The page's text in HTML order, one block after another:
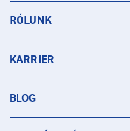
RÓLUNK
KARRIER
BLOG